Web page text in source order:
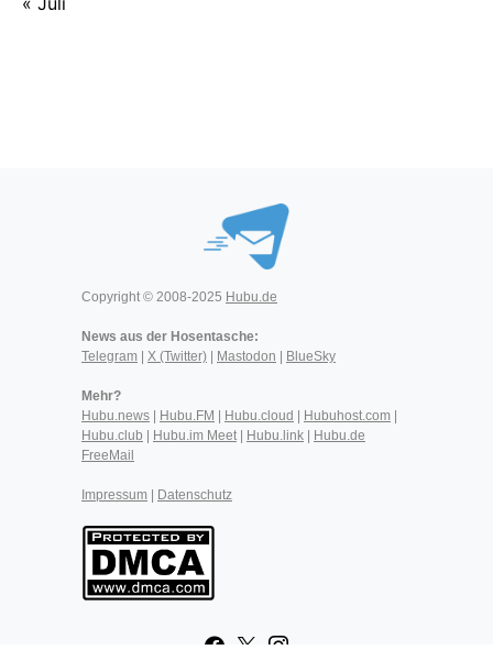
Copyright © 2008-2025 Hubu.de
News aus der Hosentasche:
Telegram
X (Twitter) Mastodon BlueSky
Mehr?
Hubu.news
Hubu.FM Hubu.cloud Hubuhost.com
Hubu.club
Hubu.im Meet| Hubu.link
Hubu.de
FreeMail
Impressum Datenschutz